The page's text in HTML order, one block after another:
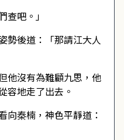
查吧。」
勢後道：「那請江大人
他沒有為難顧九思，他
容地走了出去。
向秦楠，神色平靜道：